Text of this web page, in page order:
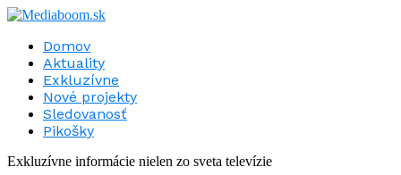
Domov
Aktuality
Exkluzívne
Nové projekty
Sledovanosť
Pikošky
Exkluzívne informácie nielen zo sveta televízie